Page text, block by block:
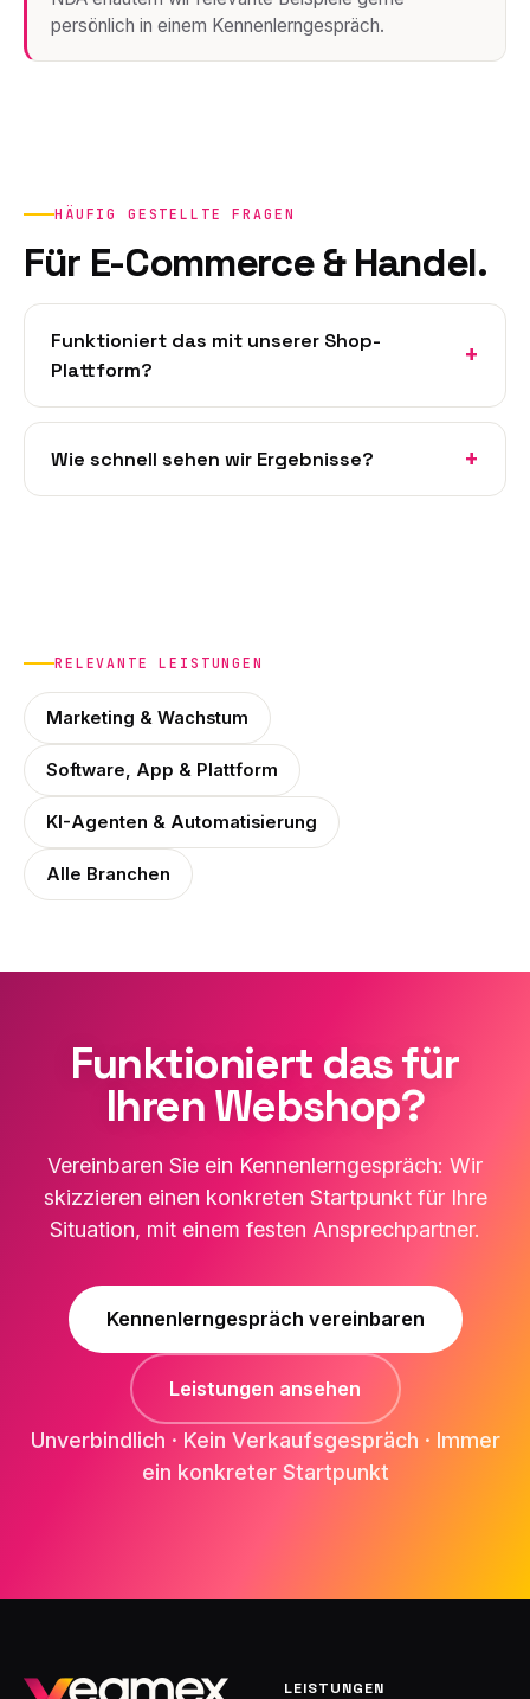
persönlich in einem Kennenlerngespräch.
HÄUFIG GESTELLTE FRAGEN
Für E-Commerce & Handel.
Funktioniert das mit unserer Shop-
Plattform?
Wie schnell sehen wir Ergebnisse?
RELEVANTE LEISTUNGEN
Marketing & Wachstum
Software, App & Plattform
KI-Agenten & Automatisierung
Alle Branchen
Funktioniert das für
Ihren Webshop?
Vereinbaren Sie ein Kennenlerngespräch: Wir
skizzieren einen konkreten Startpunkt für Ihre
Situation, mit einem festen Ansprechpartner.
Kennenlerngespräch vereinbaren
Leistungen ansehen
Unverbindlich · Kein Verkaufsgespräch · Immer
ein konkreter Startpunkt
LEISTUNGEN